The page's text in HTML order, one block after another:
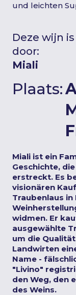
und leichten
Deze wijn
door:
Miali
Plaats:
Miali ist ein
Geschichte,
erstreckt. Es
visionären
Traubenlaus
widmen. Er
ausgewählte
um die
Landwirten
Name -
"Livino"
den Weg, den
des Weins.